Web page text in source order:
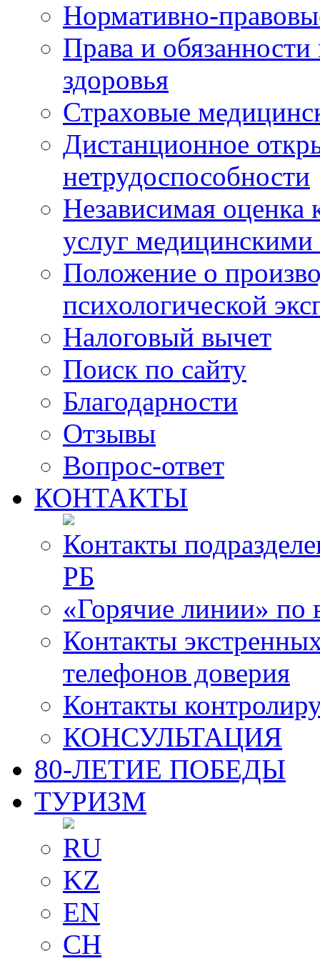
Нормативно-
Права и
здоровья
Страховые
Дистанционное
нетрудоспособности
Независимая оценка
услуг
Положение о
психологической
Налоговый вычет
Поиск по сайту
Благодарности
Отзывы
Вопрос-ответ
КОНТАКТЫ
Контакты
РБ
«Горячие линии» по
Контакты
телефонов доверия
Контакты
КОНСУЛЬТАЦИЯ
80-ЛЕТИЕ ПОБЕДЫ
ТУРИЗМ
RU
KZ
EN
CH